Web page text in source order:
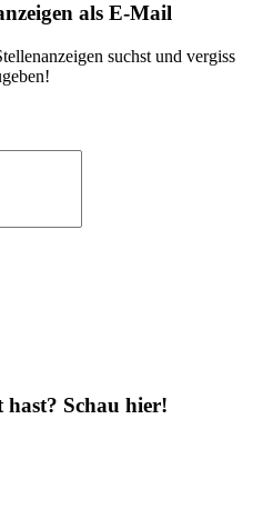
als E-Mail
suchst und vergiss
hast? Schau hier!